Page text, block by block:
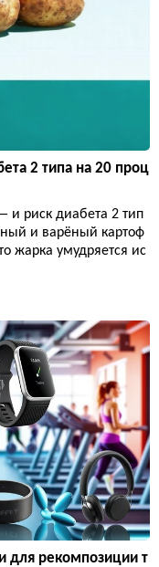
2 типа на 20 проц
и риск диабета 2 тип
и варёный картоф
жарка умудряется ис
для рекомпозиции т